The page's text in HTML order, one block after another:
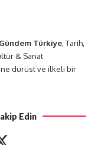
Gündem Türkiye; Tarih,
& Sanat
dürüst ve ilkeli bir
Edin